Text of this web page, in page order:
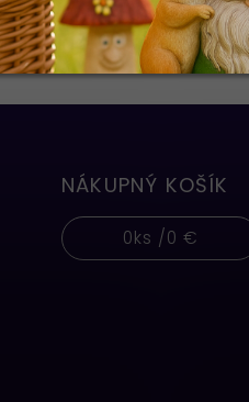
NÁKUPNÝ KOŠÍK
0ks /0 €